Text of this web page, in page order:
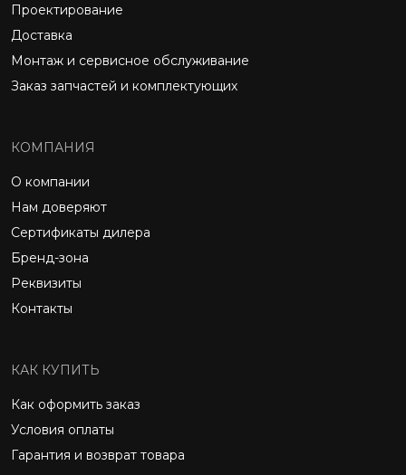
Проектирование
Доставка
Монтаж и сервисное обслуживание
Заказ запчастей и комплектующих
КОМПАНИЯ
О компании
Нам доверяют
Сертификаты дилера
Бренд-зона
Реквизиты
Контакты
КАК КУПИТЬ
Как оформить заказ
Условия оплаты
Гарантия и возврат товара